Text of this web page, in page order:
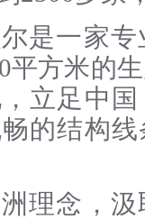
是一家
平方米的
立足中
的结构
理念，